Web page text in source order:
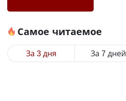
Самое читаемое
За 3 дня За 7 дней